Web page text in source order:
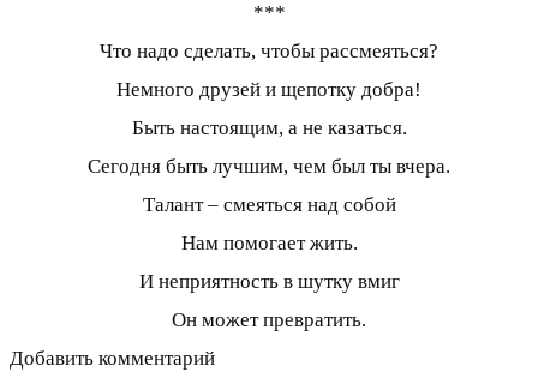
***
Что надо сделать, чтобы рассмеяться?
Немного друзей и щепотку добра!
Быть настоящим, а не казаться.
Сегодня быть лучшим, чем был ты вчера.
Талант – смеяться над собой
Нам помогает жить.
И неприятность в шутку вмиг
Он может превратить.
Добавить комментарий